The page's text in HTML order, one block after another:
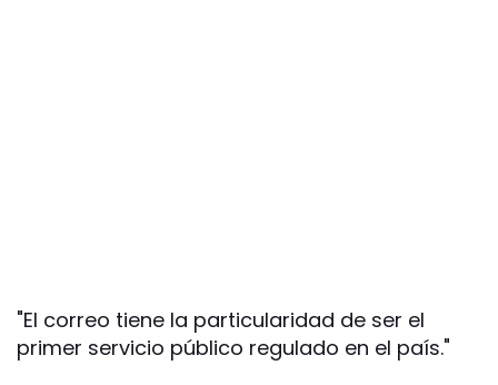
"El correo tiene la particularidad de ser el
primer servicio público regulado en el país."